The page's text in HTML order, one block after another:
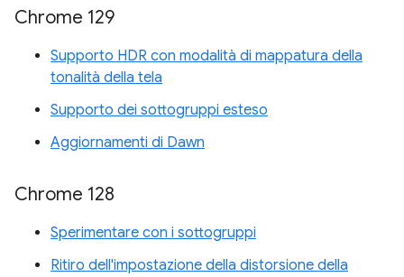
Chrome 129
Supporto HDR con modalità di mappatura della
tonalità della tela
Supporto dei sottogruppi esteso
Aggiornamenti di Dawn
Chrome 128
Sperimentare con i sottogruppi
Ritiro dell'impostazione della distorsione della